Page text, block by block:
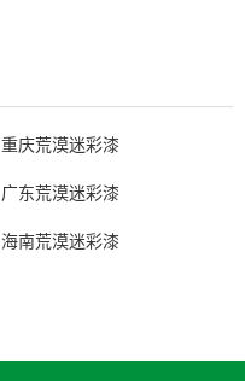
重庆荒漠迷彩漆
广东荒漠迷彩漆
海南荒漠迷彩漆